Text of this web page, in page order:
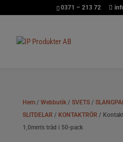
0371 – 213 72
Hem/ Webbutik/ SVETS/
SLITDELAR / KONTAKTRÖR /
1,0mm’s tråd i 50-pack